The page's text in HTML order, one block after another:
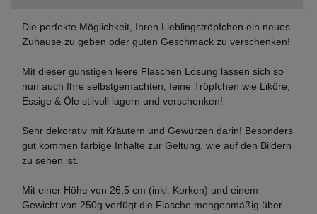
Die perfekte Möglichkeit, Ihren Lieblingströpfchen ein neues
Zuhause zu geben oder guten Geschmack zu verschenken!
Mit dieser günstigen leere Flaschen Lösung lassen sich so
nun auch Ihre selbstgemachten, feine Tröpfchen wie Liköre,
Essige & Öle stilvoll lagern und verschenken!
Sehr dekorativ mit Kräutern und Gewürzen darin! Besonders
gut kommen farbige Inhalte zur Geltung, wie auf den Bildern
zu sehen ist.
Mit einer Höhe von 26,5 cm (inkl. Korken) und einem
Gewicht von 250g verfügt die Flasche mengenmäßig über